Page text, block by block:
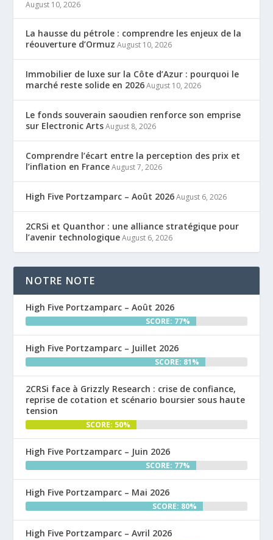
August 10, 2026
La hausse du pétrole : comprendre les enjeux de la
réouverture d’Ormuz August 10, 2026
Immobilier de luxe sur la Côte d’Azur : pourquoi le
marché reste solide en 2026 August 10, 2026
Le fonds souverain saoudien renforce son emprise
sur Electronic Arts August 8, 2026
Comprendre l’écart entre la perception des prix et
l’inflation en France August 7, 2026
High Five Portzamparc – Août 2026 August 6, 2026
2CRSi et Quanthor : une alliance stratégique pour
l’avenir technologique August 6, 2026
NOTRE NOTE
High Five Portzamparc – Août 2026
SCORE: 77%
High Five Portzamparc – Juillet 2026
SCORE: 81%
2CRSi face à Grizzly Research : crise de confiance,
reprise de cotation et scénario boursier sous haute
tension
SCORE: 50%
High Five Portzamparc – Juin 2026
SCORE: 77%
High Five Portzamparc – Mai 2026
SCORE: 80%
High Five Portzamparc – Avril 2026